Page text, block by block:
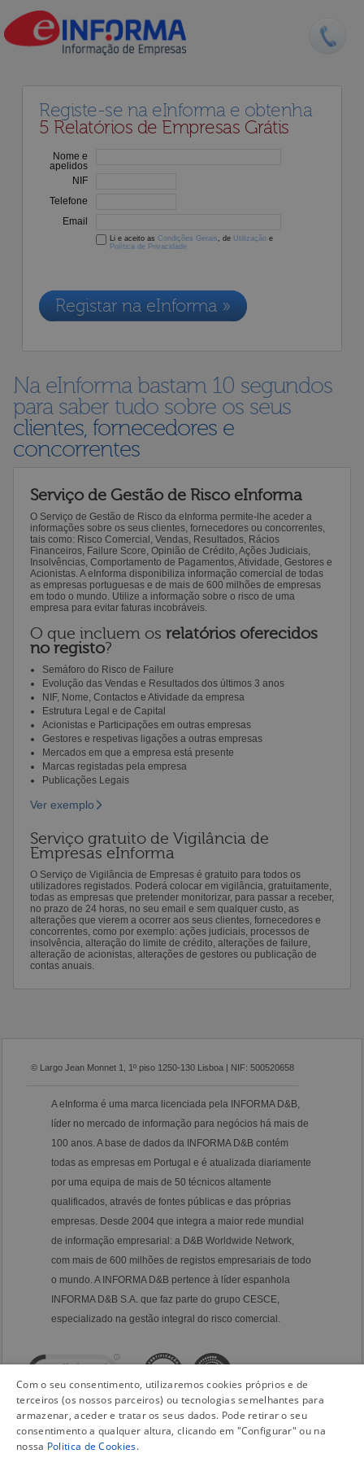
Registe-se na eInforma e obtenha
5 Relatórios de Empresas Grátis
Nome e
apelidos
NIF
Telefone
Email
Li e aceito as Condições Gerais , de Utilização e
Política de Privacidade
Registar na eInforma »
Na eInforma bastam 10 segundos
para saber tudo sobre os seus
clientes, fornecedores e
concorrentes
Serviço de Gestão de Risco eInforma
O Serviço de Gestão de Risco da eInforma permite-lhe aceder a
informações sobre os seus clientes, fornecedores ou concorrentes,
tais como: Risco Comercial, Vendas, Resultados, Rácios
Financeiros, Failure Score, Opinião de Crédito, Ações Judiciais,
Insolvências, Comportamento de Pagamentos, Atividade, Gestores e
Acionistas. A eInforma disponibiliza informação comercial de todas
as empresas portuguesas e de mais de 600 milhões de empresas
em todo o mundo. Utilize a informação sobre o risco de uma
empresa para evitar faturas incobráveis.
O que incluem os relatórios oferecidos
no registo?
Semáforo do Risco de Failure
Evolução das Vendas e Resultados dos últimos 3 anos
NIF, Nome, Contactos e Atividade da empresa
Estrutura Legal e de Capital
Acionistas e Participações em outras empresas
Gestores e respetivas ligações a outras empresas
Mercados em que a empresa está presente
Marcas registadas pela empresa
Publicações Legais
Ver exemplo
Serviço gratuito de Vigilância de
Empresas eInforma
O Serviço de Vigilância de Empresas é gratuito para todos os
utilizadores registados. Poderá colocar em vigilância, gratuitamente,
todas as empresas que pretender monitorizar, para passar a receber,
no prazo de 24 horas, no seu email e sem qualquer custo, as
alterações que vierem a ocorrer aos seus clientes, fornecedores e
concorrentes, como por exemplo: ações judiciais, processos de
insolvência, alteração do limite de crédito, alterações de failure,
alteração de acionistas, alterações de gestores ou publicação de
contas anuais.
© Largo Jean Monnet 1, 1º piso 1250-130 Lisboa | NIF: 500520658
A eInforma é uma marca licenciada pela INFORMA D&B,
líder no mercado de informação para negócios há mais de
100 anos. A base de dados da INFORMA D&B contém
todas as empresas em Portugal e é atualizada diariamente
por uma equipa de mais de 50 técnicos altamente
qualificados, através de fontes públicas e das próprias
empresas. Desde 2004 que integra a maior rede mundial
de informação empresarial: a D&B Worldwide Network,
com mais de 600 milhões de registos empresariais de todo
o mundo. A INFORMA D&B pertence à líder espanhola
INFORMA D&B S.A. que faz parte do grupo CESCE,
especializado na gestão integral do risco comercial.
Com o seu consentimento, utilizaremos cookies próprios e de
terceiros (os nossos parceiros) ou tecnologias semelhantes para
armazenar, aceder e tratar os seus dados. Pode retirar o seu
consentimento a qualquer altura, clicando em "Configurar" ou na
nossa Politica de Cookies.